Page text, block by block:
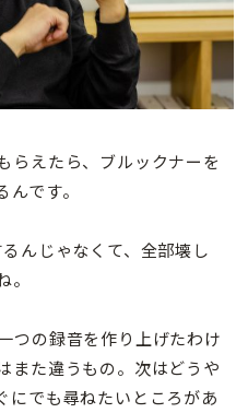
らえたら、ブルックナーを
です。
んじゃなくて、全部壊し
つの録音を作り上げたわけ
また違うもの。次はどうや
にでも尋ねたいところがあ